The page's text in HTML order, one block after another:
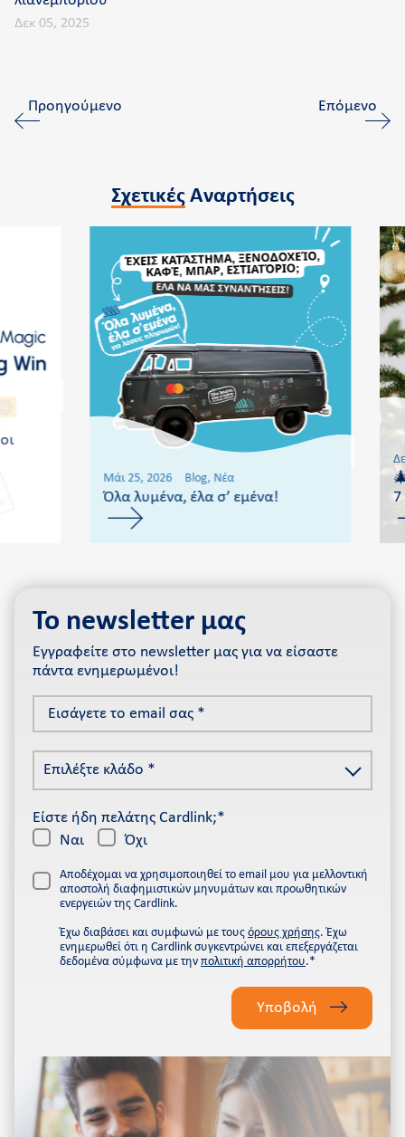
Δεκ 05, 2025
Προηγούμενο Επόμενο
ΣχετικέςΑναρτήσεις
Μάι 25, 2026 Blog, Νέα
Όλα λυμένα, έλα σ’ εμένα!
7
Το newsletter μας
Εγγραφείτε στο newsletter μας για να είσαστε
πάντα ενημερωμένοι!
Εισάγετε
σας
Επιλέξτε
κλάδο
Επιλέξτε κλάδο *
Είστε ήδη πελάτης Cardlink;*
Ναι
Όχι
Αποδέχομαι να χρησιμοποιηθεί το email μου για μελλοντική
αποστολή διαφημιστικών μηνυμάτων και προωθητικών
ενεργειών της Cardlink.
Έχω διαβάσει και συμφωνώ με τους όρους χρήσης. Έχω
ενημερωθεί ότι η Cardlink συγκεντρώνει και επεξεργάζεται
δεδομένα σύμφωνα με την πολιτική απορρήτου.*
empty.
Υποβολή